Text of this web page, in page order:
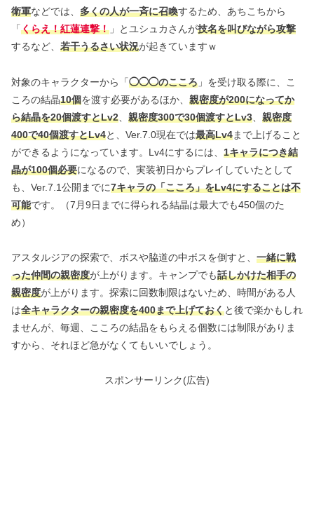
衛軍などでは、 多くの人が一斉に召喚するため、あちこちから
「くらえ！紅蓮連撃！ 」とユシュカさんが技名を叫びながら攻撃
するなど、 若干うるさい状況が起きていますｗ
対象のキャラクターから「◯◯◯のこころ 」を受け取る際に、こ
ころの結晶10個を渡す必要があるほか、 親密度が200になってか
ら結晶を20個渡すとLv2
親密度300で30個渡すとLv3
親密度
400で40個渡すとLv4と、Ver.7.0現在では最高Lv4まで上げること
ができるようになっています。Lv4にするには、 1キャラにつき結
晶が100個必要になるので、実装初日からプレイしていたとして
も、Ver.7.1公開までに7キャラの「こころ」をLv4にすることは不
可能です。（7月9日までに得られる結晶は最大でも450個のた
め）
アスタルジアの探索で、ボスや脇道の中ボスを倒すと、 一緒に戦
った仲間の親密度が上がります。キャンプでも話しかけた相手の
親密度が上がります。探索に回数制限はないため、時間がある人
は全キャラクターの親密度を400まで上げておくと後で楽かもしれ
ませんが、毎週、こころの結晶をもらえる個数には制限がありま
すから、それほど急がなくてもいいでしょう。
スポンサーリンク(広告)